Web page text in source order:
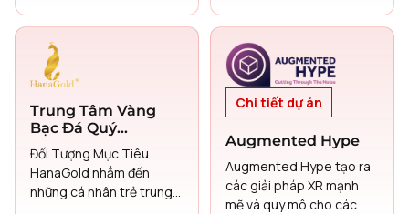
được thiết kế để kết nối
chủ nhà với các nhà thầu
đã được xác minh và các
kỹ thuật viên lành nghề
cho các dịch vụ từ sửa
chữa nhỏ đến xây dựng
toàn diện
riêng cho ngành cà phê
trị giá 11,5 tỷ USD của Việt
Nam.
Trung Tâm Vàng
Bạc Đá Quý
HanaGold
Đối Tượng Mục Tiêu
HanaGold nhắm đến
những cá nhân trẻ trung,
Chi tiết dự án
Augmented Hype
Augmented Hype tạo ra
các giải pháp XR mạnh
mẽ và quy mô cho các